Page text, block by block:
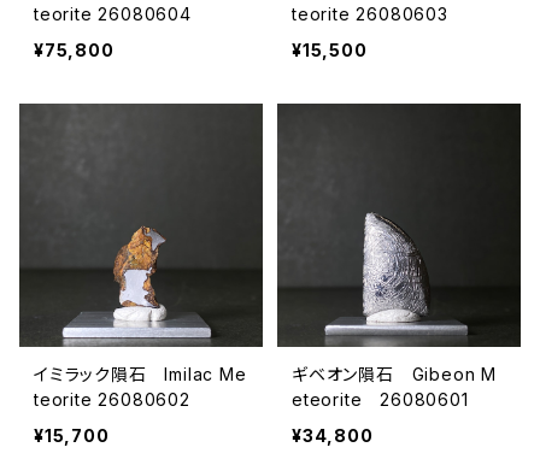
teorite 26080604
¥75,800
teorite 26080603
¥15,500
イミラック隕石 Imilac Me
teorite 26080602
¥15,700
ギベオン隕石 Gibeon M
eteorite 26080601
¥34,800